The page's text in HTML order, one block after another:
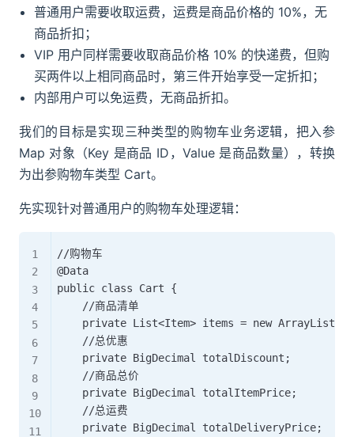
普通用户需要收取运费，运费是商品价格的 10%，无
商品折扣；
VIP 用户同样需要收取商品价格 10% 的快递费，但购
买两件以上相同商品时，第三件开始享受一定折扣；
内部用户可以免运费，无商品折扣。
我们的目标是实现三种类型的购物车业务逻辑，把入参
Map 对象（Key 是商品 ID，Value 是商品数量），转换
为出参购物车类型 Cart。
先实现针对普通用户的购物车处理逻辑：
//购物车
@Data
public class Cart {
    //商品清单
private List<Item> items = new
    //总优惠
    private BigDecimal totalDiscount;
    //商品总价
    private BigDecimal totalItemPrice;
    //总运费
    private BigDecimal totalDeliveryPrice;